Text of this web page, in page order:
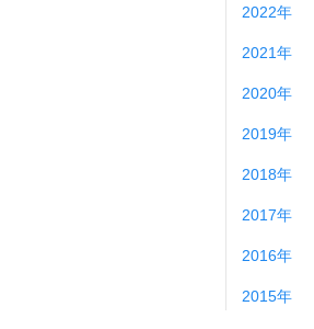
2022年
2021年
2020年
2019年
2018年
2017年
2016年
2015年